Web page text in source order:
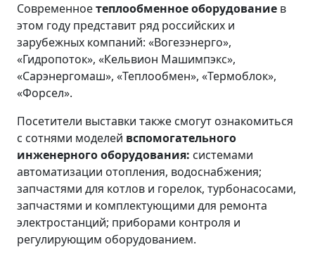
Современноетеплообменное оборудование в
этом году представит ряд российских и
зарубежных компаний: «Вогезэнерго»,
«Гидропоток», «Кельвион Машимпэкс»,
«Сарэнергомаш», «Теплообмен», «Термоблок»,
«Форсел».
Посетители выставки также смогут ознакомиться
с сотнями моделей вспомогательного
инженерного оборудования: системами
автоматизации отопления, водоснабжения;
запчастями для котлов и горелок, турбонасосами,
запчастями и комплектующими для ремонта
электростанций; приборами контроля и
регулирующим оборудованием.